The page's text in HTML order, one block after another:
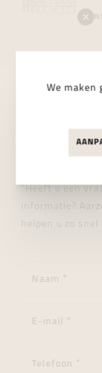
Wij
"Heeft u een
informatie?
helpen u zo snel
We maken